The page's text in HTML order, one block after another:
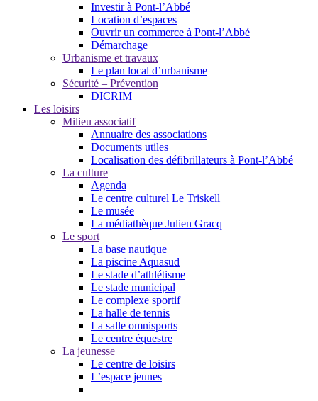
Investir à Pont-l’Abbé
Location d’espaces
Ouvrir un commerce à Pont-l’Abbé
Démarchage
Urbanisme et travaux
Le plan local d’urbanisme
Sécurité – Prévention
DICRIM
Les loisirs
Milieu associatif
Annuaire des associations
Documents utiles
Localisation des défibrillateurs à Pont-l’Abbé
La culture
Agenda
Le centre culturel Le Triskell
Le musée
La médiathèque Julien Gracq
Le sport
La base nautique
La piscine Aquasud
Le stade d’athlétisme
Le stade municipal
Le complexe sportif
La halle de tennis
La salle omnisports
Le centre équestre
La jeunesse
Le centre de loisirs
L’espace jeunes